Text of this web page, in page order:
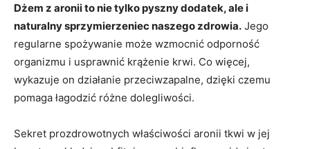
Dżem z aronii to nie tylko pyszny dodatek, ale i
naturalny sprzymierzeniec naszego zdrowia. Jego
regularne spożywanie może wzmocnić odporność
organizmu i usprawnić krążenie krwi. Co więcej,
wykazuje on działanie przeciwzapalne, dzięki czemu
pomaga łagodzić różne dolegliwości.
Sekret prozdrowotnych właściwości aronii tkwi w jej